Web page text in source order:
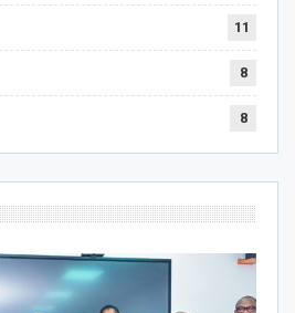
11
8
8